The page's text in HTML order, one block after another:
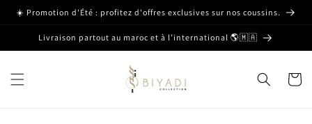
et passer
contenu
☀️ Promotion d'Été : profitez d'offres exclusives sur nos coussins.
Livraison partout au maroc et à l’international 🌎🇲🇦
Panier